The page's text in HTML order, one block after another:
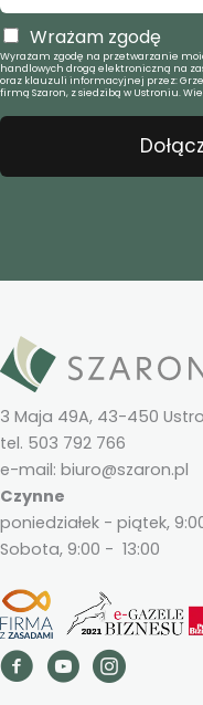
Wrażam zgodę
Wyrażam zgodę na przetwarzanie
handlowych drogą elektroniczną na
oraz klauzuli informacyjnej przez:
firmą Szaron, z siedzibą w Ustroniu.
3 Maja 49A, 43-450
tel. 503 792 766
e-mail: biuro@szaron.pl
Czynne
poniedziałek - piątek,
Sobota, 9:00 - 13:00